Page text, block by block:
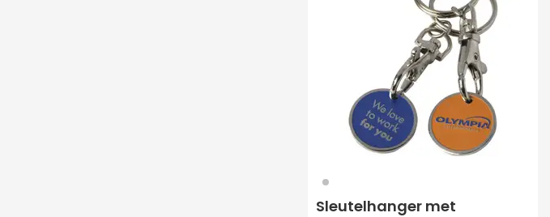
032
Sleutelhanger met